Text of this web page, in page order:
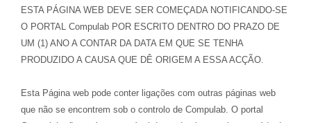
ESTA PÁGINA WEB DEVE SER COMEÇADA NOTIFICANDO-SE
O PORTAL Compulab POR ESCRITO DENTRO DO PRAZO DE
UM (1) ANO A CONTAR DA DATA EM QUE SE TENHA
PRODUZIDO A CAUSA QUE DÊ ORIGEM A ESSA ACÇÃO.
Esta Página web pode conter ligações com outras páginas web
que não se encontrem sob o controlo de Compulab. O portal